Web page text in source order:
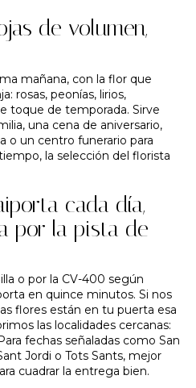
de volumen,
mañana, con la flor que
rosas, peonías, lirios,
toque de temporada. Sirve
una cena de aniversario,
o un centro funerario para
la selección del florista
cada día,
por la pista de
o por la CV-400 según
en quince minutos. Si nos
flores están en tu puerta esa
las localidades cercanas:
fechas señaladas como San
Jordi o Tots Sants, mejor
cuadrar la entrega bien.